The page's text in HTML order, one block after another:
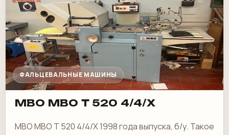
ФАЛЬЦЕВАЛЬНЫЕ МАШИНЫ
MBO MBO T 520 4/4/X
MBO MBO T 520 4/4/X 1998 года выпуска, б/у. Такое